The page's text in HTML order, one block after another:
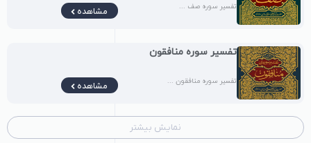
تفسیر سوره صف ... مشاهده
تفسیر سوره منافقون
تفسیر سوره منافقون ... مشاهده
نمایش بیشتر